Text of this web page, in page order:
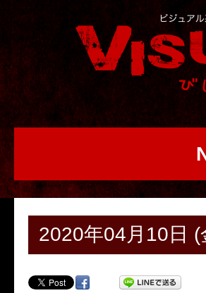
2020年04月10日 (